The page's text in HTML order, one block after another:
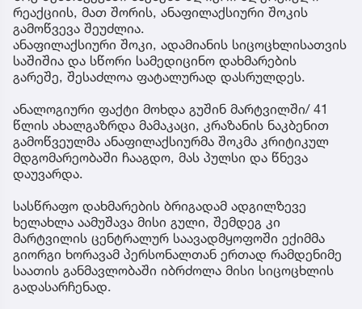
რეაქციის, მათ შორის, ანაფილაქსიური შოკის
გამოწვევა შეუძლია.
ანაფილაქსიური შოკი, ადამიანის სიცოცხლისათვის
საშიშია და სწორი სამედიცინო დახმარების
გარეშე, შესაძლოა ფატალურად დასრულდეს.
ანალოგიური ფაქტი მოხდა გუშინ მარტვილში/ 41
წლის ახალგაზრდა მამაკაცი, კრაზანის ნაკბენით
გამოწვეულმა ანაფილაქსიურმა შოკმა კრიტიკულ
მდგომარეობაში ჩააგდო, მას პულსი და წნევა
დაუვარდა.
სასწრაფო დახმარების ბრიგადამ ადგილზევე
ხელახლა აამუშავა მისი გული, შემდეგ კი
მარტვილის ცენტრალურ საავადმყოფოში ექიმმა
გიორგი ხორავამ პერსონალთან ერთად რამდენიმე
საათის განმავლობაში იბრძოლა მისი სიცოცხლის
გადასარჩენად.